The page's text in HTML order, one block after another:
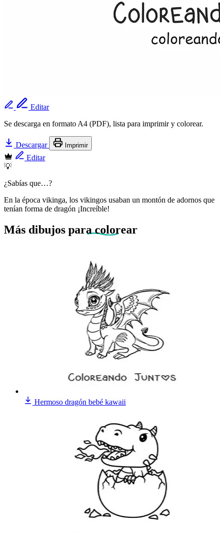
Editar
Se descarga en formato A4 (PDF), lista para imprimir y colorear.
Descargar Imprimir
Editar
💡
¿Sabías que…?
En la época vikinga, los vikingos usaban un montón de adornos que
tenían forma de dragón ¡Increíble!
Más dibujos para colorear
Hermoso dragón bebé kawaii